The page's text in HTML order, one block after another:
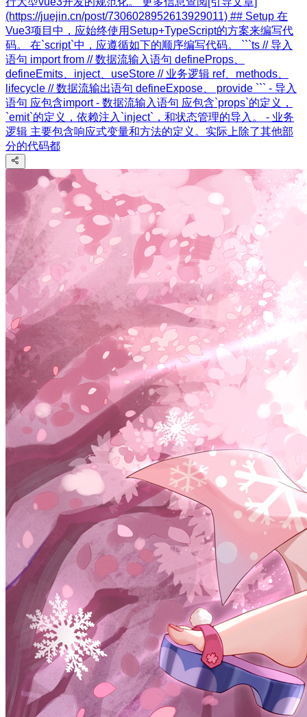
(https://juejin.cn/post/7306028952613929011) ## Setup 在
Vue3项目中，应始终使用Setup+TypeScript的方案来编写代
码。 在`script`中，应遵循如下的顺序编写代码。 ```ts // 导入
语句 import from // 数据流输入语句 defineProps、
defineEmits、inject、useStore // 业务逻辑 ref、methods、
lifecycle // 数据流输出语句 defineExpose、 provide ``` - 导入
语句 应包含import - 数据流输入语句 应包含`props`的定义，
`emit`的定义，依赖注入`inject`，和状态管理的导入。 - 业务
逻辑 主要包含响应式变量和方法的定义。实际上除了其他部
分的代码都